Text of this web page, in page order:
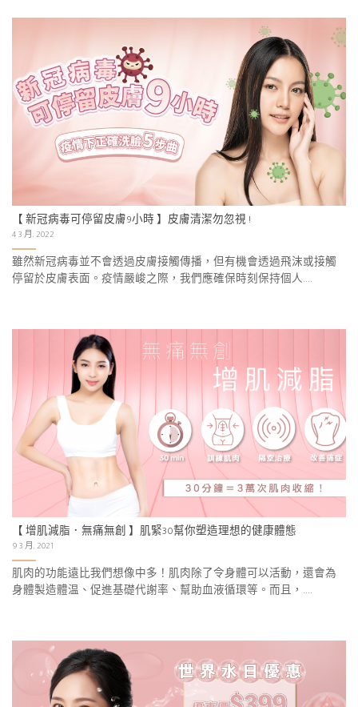
【 新冠病毒可停留皮膚9小時 】皮膚清潔勿忽視 !
4 3 月, 2022
雖然新冠病毒並不會透過皮膚接觸傳播，但有機會透過飛沫或接觸
停留於皮膚表面。疫情嚴峻之際，我們應確保時刻保持個人....
【 增肌減脂．無痛無創 】肌緊30幫你塑造理想的健康體態
9 3 月, 2021
肌肉的功能遠比我們想像中多！肌肉除了令身體可以活動，還會為
身體製造體温、促進基礎代謝率、幫助血液循環等。而且，....